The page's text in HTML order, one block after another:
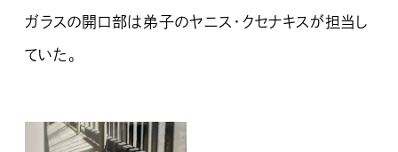
ガラスの開口部は弟子のヤニス・クセナキスが担当し
ていた。